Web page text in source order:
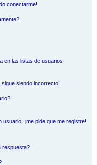
conectarme!
en las listas de usuarios
sigue siendo incorrecto!
¡me pide que me registre!
respuesta?